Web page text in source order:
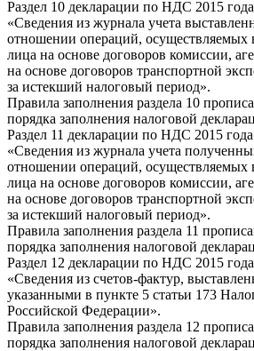
Раздел 10 декларации по НДС 2015 года
«Сведения из журнала учета
отношении операций, осуществляемых
лица на основе договоров комиссии,
на основе договоров транспортной
за истекший налоговый период».
Правила заполнения раздела 10
порядка заполнения налоговой
Раздел 11 декларации по НДС 2015 года
«Сведения из журнала учета
отношении операций, осуществляемых
лица на основе договоров комиссии,
на основе договоров транспортной
за истекший налоговый период».
Правила заполнения раздела 11
порядка заполнения налоговой
Раздел 12 декларации по НДС 2015 года
«Сведения из счетов-фактур,
указанными в пункте 5 статьи 173
Российской Федерации».
Правила заполнения раздела 12
порядка заполнения налоговой